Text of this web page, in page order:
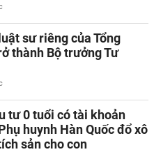
sư riêng của Tổng
thành Bộ trưởng Tư
tư 0 tuổi có tài khoản
huynh Hàn Quốc đổ xô
sản cho con